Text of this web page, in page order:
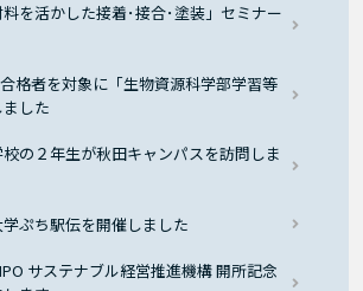
料を活かした接着･接合･塗装」セミナー
格者を対象に「生物資源科学部学習等
した
の２年生が秋田キャンパスを訪問しま
ぷち駅伝を開催しました
サステナブル経営推進機構 開所記念